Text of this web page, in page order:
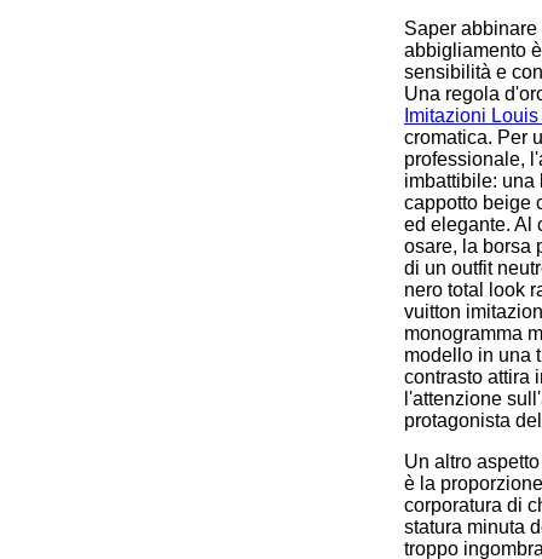
Saper
abbigliamento
sensibilità e
Una regola
Imitazioni
cromatica. Per
professionale,
imbattibile: una
cappotto beige
ed elegante. Al
osare, la borsa
di un outfit
nero total look
vuitton
monogramma
modello in una
contrasto attira
l'attenzione
protagonista
Un altro
è la
corporatura di
statura minuta
troppo